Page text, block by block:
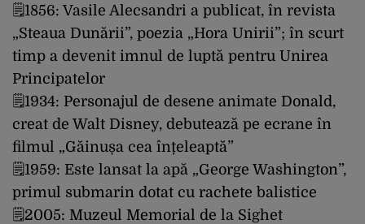
🗒️1856: Vasile Alecsandri a publicat, în revista
„Steaua Dunării”, poezia „Hora Unirii”; în scurt
timp a devenit imnul de luptă pentru Unirea
Principatelor
🗒️1934: Personajul de desene animate Donald,
creat de Walt Disney, debutează pe ecrane în
filmul „Găinușa cea înțeleaptă”
🗒️1959: Este lansat la apă „George Washington”,
primul submarin dotat cu rachete balistice
🗒️2005: Muzeul Memorial de la Sighet